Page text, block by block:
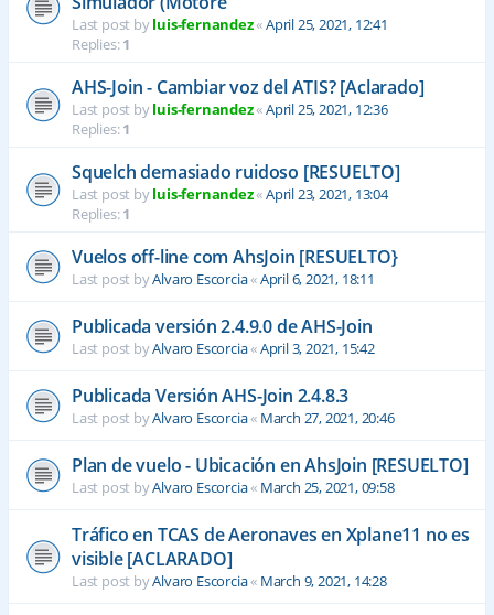
Last post byluis-fernandez«April 25, 2021, 12:41
Replies:1
AHS-Join - Cambiar voz del ATIS? [Aclarado]
Last post byluis-fernandez«April 25, 2021, 12:36
Replies:1
Squelch demasiado ruidoso [RESUELTO]
Last post byluis-fernandez«April 23, 2021, 13:04
Replies:1
Vuelos off-line com AhsJoin [RESUELTO}
Last post byAlvaro Escorcia«April 6, 2021, 18:11
Publicada versión 2.4.9.0 de AHS-Join
Last post byAlvaro Escorcia«April 3, 2021, 15:42
Publicada Versión AHS-Join 2.4.8.3
Last post byAlvaro Escorcia« March 27, 2021, 20:46
Plan de vuelo - Ubicación en AhsJoin [RESUELTO]
Last post byAlvaro Escorcia« March 25, 2021, 09:58
Tráfico en TCAS de Aeronaves en Xplane11 no es
visible [ACLARADO]
Last post byAlvaro Escorcia« March 9, 2021, 14:28